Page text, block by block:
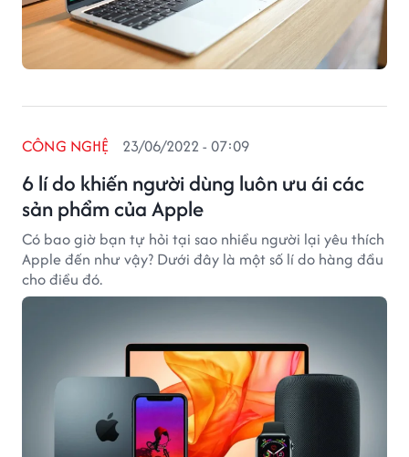
6 lí do khiến người dùng luôn ưu ái các
sản phẩm của Apple
CÔNG NGHỆ 23/06/2022 - 07:09
Có bao giờ bạn tự hỏi tại sao nhiều người lại yêu thích
Apple đến như vậy? Dưới đây là một số lí do hàng đầu
cho điều đó.